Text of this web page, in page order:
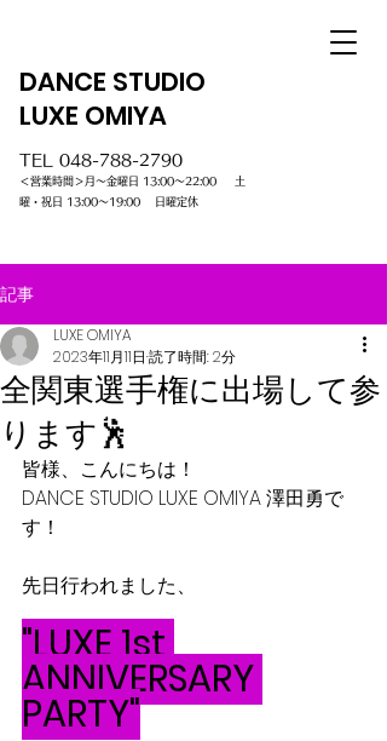
DANCE STUDIO
LUXE OMIYA
TEL 048-788-2790
＜営業時間＞月～金曜日 13:00～22:00 土
曜・祝日 13:00～19:00 日曜定休
記事
全関東選手権に出場して参
ります🕺
LUXE OMIYA
2023年11月11日 読了時間: 2分
皆様、こんにちは！
DANCE STUDIO LUXE OMIYA 澤田勇で
す！
先日行われました、
"LUXE 1st
ANNIVERSARY
PARTY"